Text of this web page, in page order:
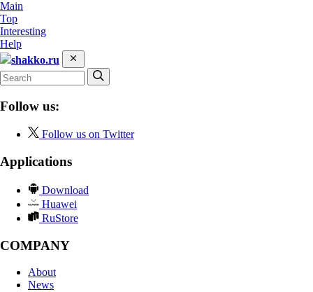
Main
Top
Interesting
Help
shakko.ru
Follow us:
Follow us on Twitter
Applications
Download
Huawei
RuStore
COMPANY
About
News